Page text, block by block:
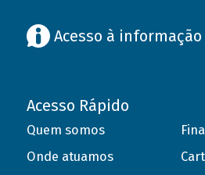
Acesso à informação
Acesso Rápido
Quem somos
Onde atuamos